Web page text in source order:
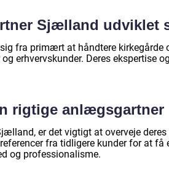
Sjælland udviklet
fra primært at håndtere kirkegårde
erhvervskunder. Deres ekspertise
rigtige
er det vigtigt at overveje deres
fra tidligere kunder for at få
og professionalisme.